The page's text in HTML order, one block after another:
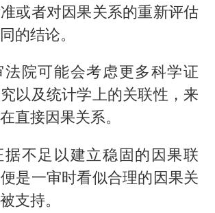
或者对因果关系的重新评估
的结论。
院可能会考虑更多科学证
以及统计学上的关联性，来
直接因果关系。
不足以建立稳固的因果联
是一审时看似合理的因果关
支持。